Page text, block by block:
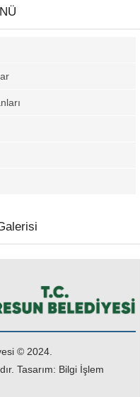
© 2024.
Tasarım: Bilgi İşlem